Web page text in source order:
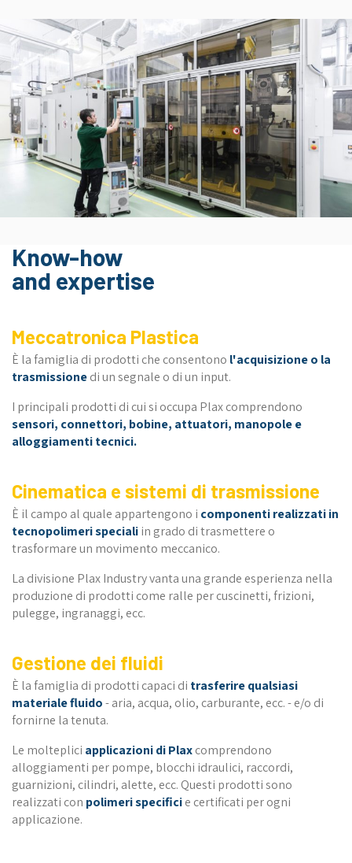
Know-how
and expertise
Meccatronica Plastica
È la famiglia di prodotti che consentono l'acquisizione o la
trasmissionedi un segnale o di un input.
I principali prodotti di cui si occupa Plax comprendono
sensori, connettori, bobine, attuatori, manopole e
alloggiamenti tecnici.
Cinematica e sistemi di trasmissione
È il campo al quale appartengono i componenti realizzati in
tecnopolimeri specialiin grado di trasmettere o
trasformare un movimento meccanico.
La divisione Plax Industry vanta una grande esperienza nella
produzione di prodotti come ralle per cuscinetti, frizioni,
pulegge, ingranaggi, ecc.
Gestione dei fluidi
È la famiglia di prodotti capaci di trasferire qualsiasi
materiale fluido- aria, acqua, olio, carburante, ecc. - e/o di
fornirne la tenuta.
Le molteplici applicazioni di Plaxcomprendono
alloggiamenti per pompe, blocchi idraulici, raccordi,
guarnizioni, cilindri, alette, ecc. Questi prodotti sono
realizzati con polimeri specificie certificati per ogni
applicazione.